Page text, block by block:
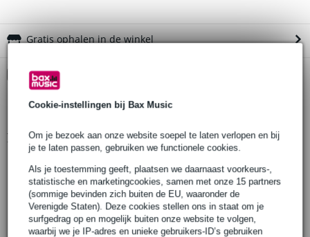
Cookie-instellingen bij Bax Music
Om je bezoek aan onze website soepel te laten verlopen en bij
je te laten passen, gebruiken we functionele cookies.
Als je toestemming geeft, plaatsen we daarnaast voorkeurs-,
statistische en marketingcookies, samen met onze 15 partners
(sommige bevinden zich buiten de EU, waaronder de
Verenigde Staten). Deze cookies stellen ons in staat om je
surfgedrag op en mogelijk buiten onze website te volgen,
waarbij we je IP-adres en unieke gebruikers-ID’s gebruiken
Gratis ophalen in de winkel
Kies nu voor 2 jaar extra Bax Music garantie en meer
voordelen
€ 5,40 eenmalig
Productinformatie
type: overdrive
regelingen:
level: bestuurt het volume van de overdrive
tone: verandert de frequentieverhoudingen
gain: bestuurt de hoeveelheid van het effect